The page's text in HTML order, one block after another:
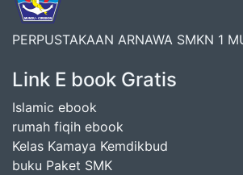
PERPUSTAKAAN ARNAWA SMKN 1
Link E book Gratis
Islamic ebook
rumah fiqih ebook
Kelas Kamaya Kemdikbud
buku Paket SMK